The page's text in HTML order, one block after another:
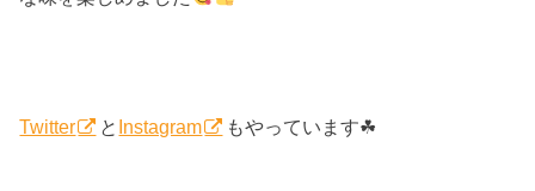
Twitter と Instagram もやっています☘